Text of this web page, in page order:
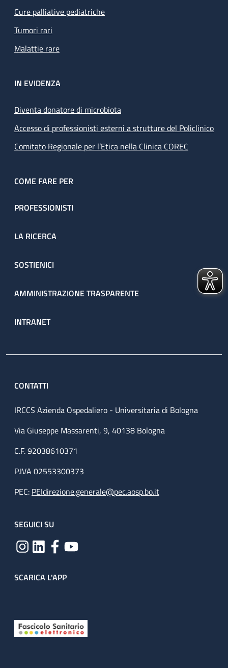
Cure palliative pediatriche
Tumori rari
Malattie rare
IN EVIDENZA
Diventa donatore di microbiota
Accesso di professionisti esterni a strutture del Policlinico
Comitato Regionale per l’Etica nella Clinica COREC
COME FARE PER
PROFESSIONISTI
LA RICERCA
SOSTIENICI
AMMINISTRAZIONE TRASPARENTE
INTRANET
CONTATTI
IRCCS Azienda Ospedaliero - Universitaria di Bologna
Via Giuseppe Massarenti, 9, 40138 Bologna
C.F. 92038610371
P.IVA 02553300373
PEC: PEIdirezione.generale@pec.aosp.bo.it
SEGUICI SU
SCARICA L'APP